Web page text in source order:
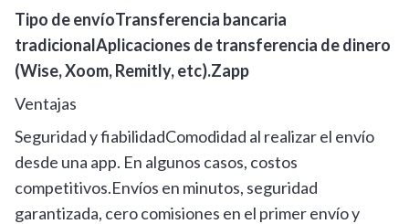
Tipo de envíoTransferencia bancaria
tradicionalAplicaciones de transferencia de dinero
(Wise, Xoom, Remitly, etc).Zapp
Ventajas
Seguridad y fiabilidadComodidad al realizar el envío
desde una app. En algunos casos, costos
competitivos.Envíos en minutos, seguridad
garantizada, cero comisiones en el primer envío y